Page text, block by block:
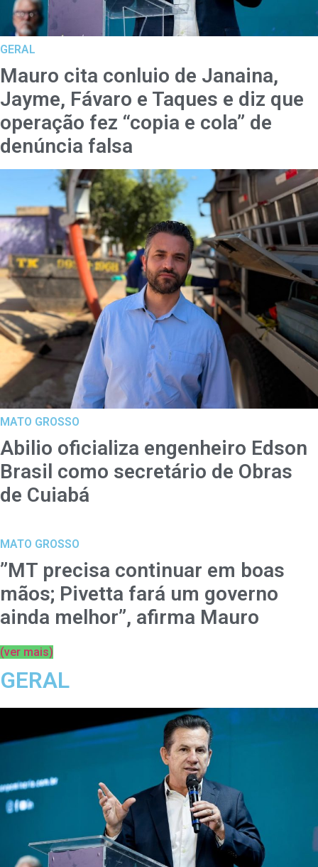
GERAL
Mauro cita conluio de Janaina,
Jayme, Fávaro e Taques e diz que
operação fez “copia e cola” de
denúncia falsa
MATO GROSSO
Abilio oficializa engenheiro Edson
Brasil como secretário de Obras
de Cuiabá
MATO GROSSO
”MT precisa continuar em boas
mãos; Pivetta fará um governo
ainda melhor”, afirma Mauro
(ver mais)
GERAL